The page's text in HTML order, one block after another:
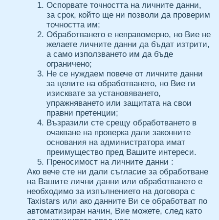
Оспорвате точността на личните данни,
за срок, който ще ни позволи да проверим
точността им;
Обработването е неправомерно, но Вие не
желаете личните данни да бъдат изтрити,
а само използването им да бъде
ограничено;
Не се нуждаем повече от личните данни
за целите на обработването, но Вие ги
изисквате за установяването,
упражняването или защитата на свои
правни претенции;
Възразили сте срещу обработването в
очакване на проверка дали законните
основания на администратора имат
преимущество пред Вашите интереси.
Преносимост на личните данни :
Ако вече сте ни дали съгласие за обработване
на Вашите лични данни или обработването е
необходимо за изпълнението на договора с
Taxistars или ако данните Ви се обработват по
автоматизиран начин, Вие можете, след като